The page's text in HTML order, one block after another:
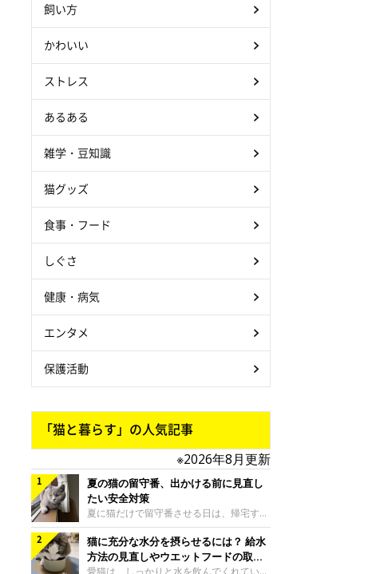
飼い方
かわいい
ストレス
あるある
雑学・豆知識
猫グッズ
食事・フード
しぐさ
健康・病気
エンタメ
保護活動
「猫と暮らす」の人気記事
※2026年8月更新
夏の猫の留守番、出かける前に見直し
たい安全対策
夏に猫だけで留守番させる日は、帰宅する
まで部屋が暑くなりすぎないか、水は足り
るかと気になる飼い主さんもいるでしょ
う。家の中なら安全と思っていても、日中
は室温が急に上がることがあります。留守
猫に充分な水分を摂らせるには？ 給水
方法の見直しやウエットフードの取り